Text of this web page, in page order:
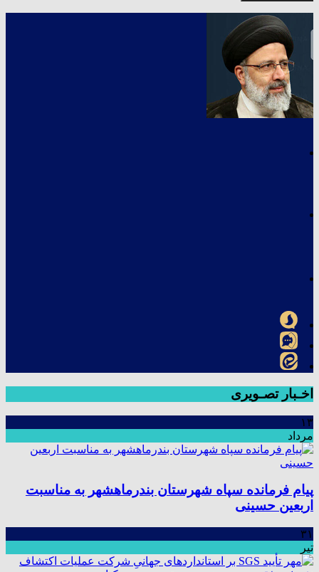
اخـبار تصـویری
۱۳
مرداد
پیام فرمانده سپاه شهرستان بندرماهشهر به مناسبت
اربعین حسینی
۳۱
تیر